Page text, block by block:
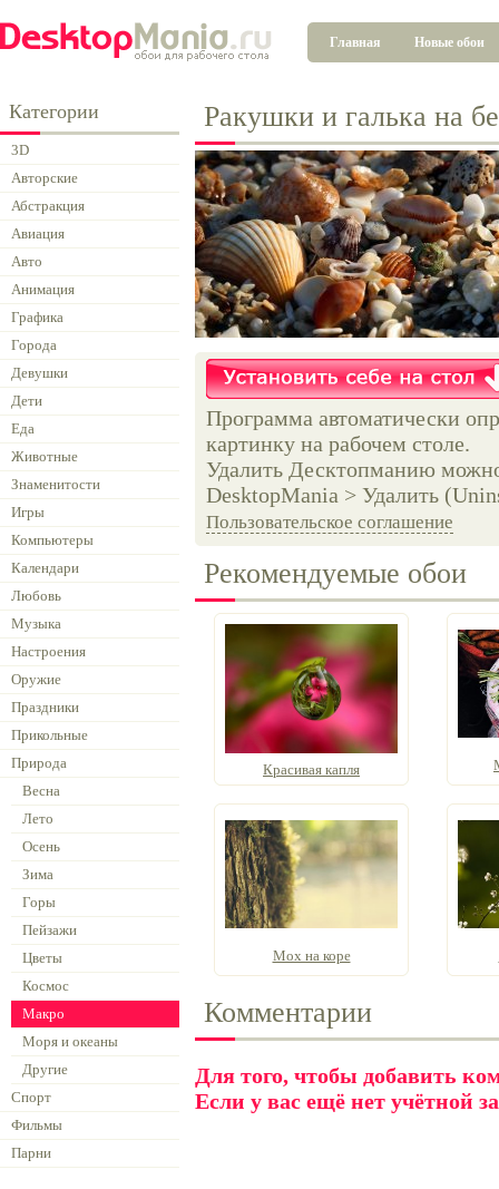
Главная Новые обои
Категории
3D
Авторские
Абстракция
Авиация
Авто
Анимация
Графика
Города
Девушки
Дети
Еда
Животные
Знаменитости
Игры
Компьютеры
Календари
Любовь
Музыка
Настроения
Оружие
Праздники
Прикольные
Природа
Весна
Лето
Осень
Зима
Горы
Пейзажи
Цветы
Космос
Макро
Моря и океаны
Другие
Спорт
Фильмы
Парни
Ракушки и галька на
Программа автоматически
картинку на рабочем столе.
Удалить Десктопманию
DesktopMania > Удалить
Пользовательское соглашение
Рекомендуемые обои
Красивая капля
Мох на коре
Комментарии
Для того, чтобы добавить
Если у вас ещё нет учётной